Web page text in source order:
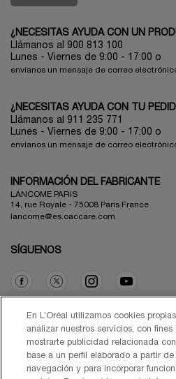
¿NECESITAS AYUDA CON UN
Llámanos al 900 813 100
Lunes - Viernes de 9:00 - 17:00 o
envíanos un mensaje de correo
¿NECESITAS AYUDA CON TU
Llámanos al 911 235 771
Lunes - Viernes de 9:00 - 17:00 o
envíanos un mensaje de correo
INFORMACIÓN DEL FABRICANTE
LANCOME PARIS
14, rue Royale - 75008 Paris France
lancome@es.oaccare.com
SÍGUENOS
Opción de compra
€ - ES (ES)
En L’Oréal utilizamos cookies
analizar nuestros servicios, con fines
mostrarte publicidad relacionada
base a un perfil elaborado a partir
navegación y para incorporar